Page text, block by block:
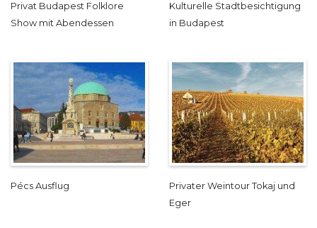
Privat Budapest Folklore
Show mit Abendessen
Kulturelle Stadtbesichtigung
in Budapest
Pécs Ausflug
Privater Weintour Tokaj und
Eger